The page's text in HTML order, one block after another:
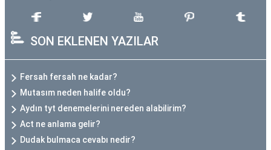
SON EKLENEN YAZILAR
Fersah fersah ne kadar?
Mutasım neden halife oldu?
Aydın tyt denemelerini nereden alabilirim?
Act ne anlama gelir?
Dudak bulmaca cevabı nedir?